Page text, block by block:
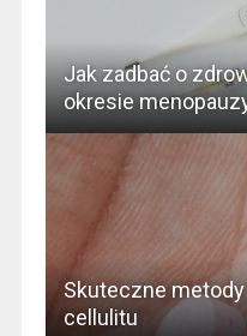
Jak zadbać o
okresie
Skuteczne
cellulitu